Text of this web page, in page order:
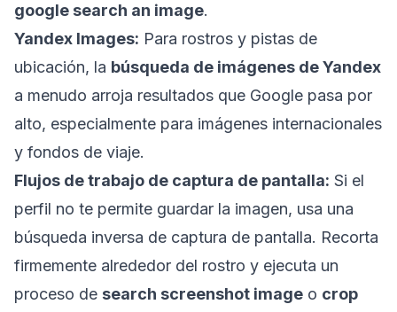
google search an image.
Yandex Images: Para rostros y pistas de
ubicación, la búsqueda de imágenes de Yandex
a menudo arroja resultados que Google pasa por
alto, especialmente para imágenes internacionales
y fondos de viaje.
Flujos de trabajo de captura de pantalla: Si el
perfil no te permite guardar la imagen, usa una
búsqueda inversa de captura de pantalla. Recorta
firmemente alrededor del rostro y ejecuta un
proceso de search screenshot image o crop